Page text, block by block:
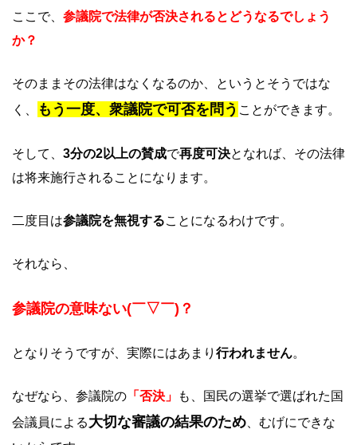
ここで、 参議院で法律が否決されるとどうなるでしょう
か？
そのままその法律はなくなるのか、というとそうではな
く、
もう一度、衆議院で可否を問う ことができます。
そして、 3分の2以上の賛成で再度可決となれば、その法律
は将来施行されることになります。
二度目は参議院を無視することになるわけです。
それなら、
参議院の意味ない(￣▽￣)？
となりそうですが、実際にはあまり 行われません。
なぜなら、参議院の 「否決」
も、国民の選挙で選ばれた国
会議員による大切な審議の結果のため 、むげにできな